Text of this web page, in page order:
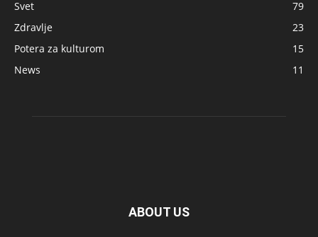
Svet
79
Zdravlje
23
Potera za kulturom
15
News
11
ABOUT US